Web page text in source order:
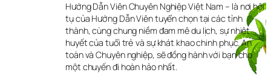
Hướng Dẫn Viên Chuyên Nghiệp Việt Nam – là nơi hội
tụ của Hướng Dẫn Viên tuyển chọn tại các tỉnh
thành, cùng chung niềm đam mê du lịch, sự nhiệt
huyết của tuổi trẻ và sự khát khao chinh phục. An
toàn và Chuyên nghiệp, sẽ đồng hành với bạn cho
một chuyến đi hoàn hảo nhất.